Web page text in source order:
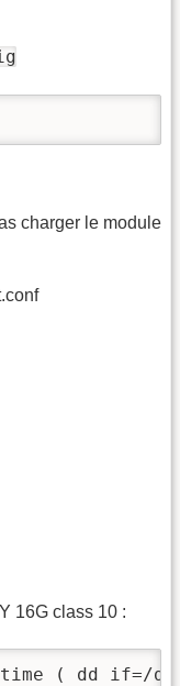
charger le module
16G class 10 :
( dd if=/